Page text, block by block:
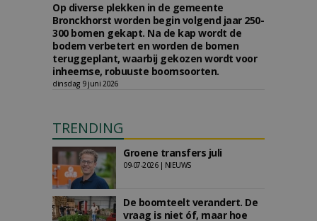
Op diverse plekken in de gemeente
Bronckhorst worden begin volgend jaar 250-
300 bomen gekapt. Na de kap wordt de
bodem verbetert en worden de bomen
teruggeplant, waarbij gekozen wordt voor
inheemse, robuuste boomsoorten.
dinsdag 9 juni 2026
TRENDING
Groene transfers juli
09-07-2026 | NIEUWS
De boomteelt verandert. De
vraag is niet óf, maar hoe